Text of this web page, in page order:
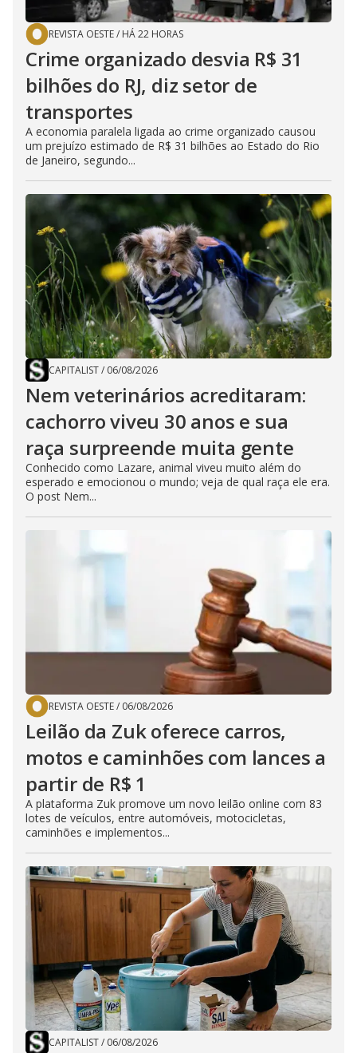
REVISTA OESTE/ HÁ 22 HORAS
Crime organizado desvia R$ 31
bilhões do RJ, diz setor de
transportes
A economia paralela ligada ao crime organizado causou
um prejuízo estimado de R$ 31 bilhões ao Estado do Rio
de Janeiro, segundo...
CAPITALIST/ 06/08/2026
Nem veterinários acreditaram:
cachorro viveu 30 anos e sua
raça surpreende muita gente
Conhecido como Lazare, animal viveu muito além do
esperado e emocionou o mundo; veja de qual raça ele era.
O post Nem...
REVISTA OESTE/ 06/08/2026
Leilão da Zuk oferece carros,
motos e caminhões com lances a
partir de R$ 1
A plataforma Zuk promove um novo leilão online com 83
lotes de veículos, entre automóveis, motocicletas,
caminhões e implementos...
CAPITALIST/ 06/08/2026